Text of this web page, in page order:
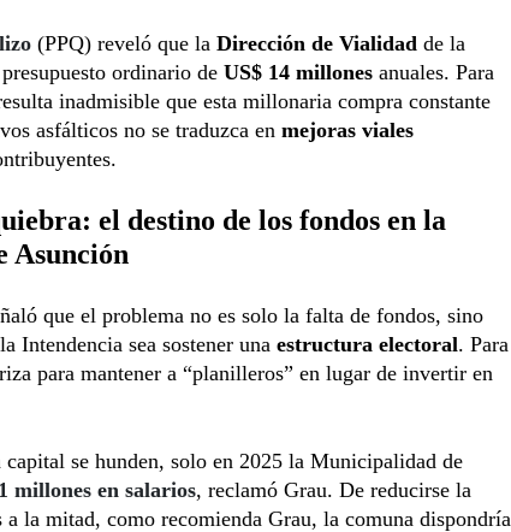
(PPQ) reveló que la Dirección de Vialidad de la
ordinario de US$ 14 millones anuales. Para
inadmisible que esta millonaria compra constante
asfálticos no se traduzca en mejoras viales
el destino de los fondos en la
Asunción
que el problema no es solo la falta de fondos, sino
Intendencia sea sostener una estructura electoral. Para
para mantener a “planilleros” en lugar de invertir en
se hunden, solo en 2025 la Municipalidad de
millones en salarios, reclamó Grau. De reducirse la
la mitad, como recomienda Grau, la comuna dispondría